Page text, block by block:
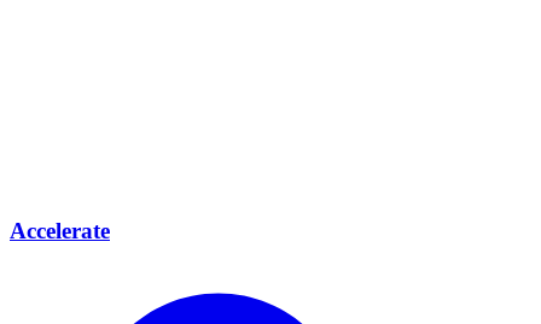
Accelerate